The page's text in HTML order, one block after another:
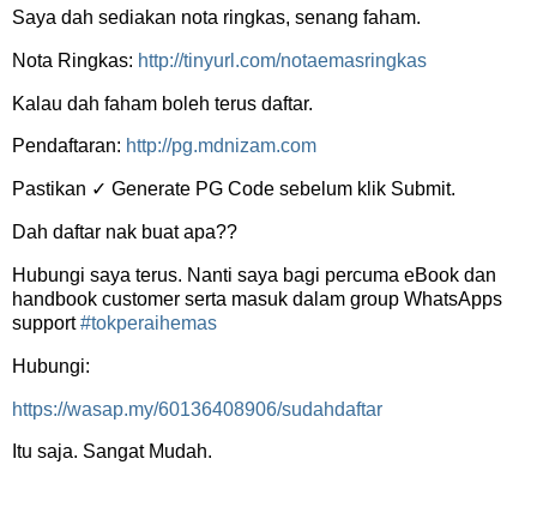
Saya dah sediakan nota ringkas, senang faham.
Nota Ringkas: http://tinyurl.com/notaemasringkas
Kalau dah faham boleh terus daftar.
Pendaftaran: http://pg.mdnizam.com
Pastikan ✓ Generate PG Code sebelum klik Submit.
Dah daftar nak buat apa??
Hubungi saya terus. Nanti saya bagi percuma eBook dan
handbook customer serta masuk dalam group WhatsApps
support#tokperaihemas
Hubungi:
https://wasap.my/60136408906/sudahdaftar
Itu saja. Sangat Mudah.